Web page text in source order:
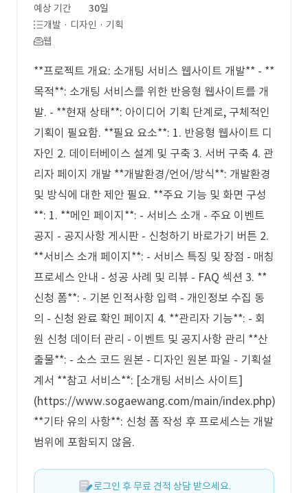
예상 기간
30일
개발 · 디자인 · 기획
웹
**프로젝트 개요: 소개팅 서비스 웹사이트 개발** - **
목적**: 소개팅 서비스를 위한 반응형 웹사이트를 개
발. - **현재 상태**: 아이디어 기획 단계로, 구체적인
기획이 필요함. **필요 요소**: 1. 반응형 웹사이트 디
자인 2. 데이터베이스 설계 및 구축 3. 서버 구축 4. 관
리자 페이지 개발 **개발환경/언어/방식**: 개발환경
및 방식에 대한 제안 필요. **주요 기능 및 화면 구성
**: 1. **메인 페이지**: - 서비스 소개 - 주요 이벤트
공지 - 공지사항 게시판 - 신청하기 바로가기 버튼 2.
**서비스 소개 페이지**: - 서비스 특징 및 장점 - 매칭
프로세스 안내 - 성공 사례 및 리뷰 - FAQ 섹션 3. **
신청 폼**: - 기본 인적사항 입력 - 개인정보 수집 동
의 - 신청 완료 확인 페이지 4. **관리자 기능**: - 회
원 신청 데이터 관리 - 이벤트 및 공지사항 관리 **산
출물**: - 소스 코드 원본 - 디자인 원본 파일 - 기획설
계서 **참고 서비스**: [소개팅 서비스 사이트]
(https://www.sogaewang.com/main/index.php)
**기타 유의 사항**: 신청 폼 작성 후 프로세스는 개발
범위에 포함되지 않음.
로그인 후 무료 견적 상담 받으세요.